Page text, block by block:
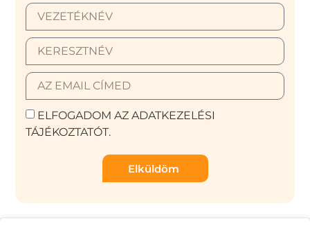
ELFOGADOM AZ ADATKEZELÉSI
TÁJÉKOZTATÓT.
Elküldöm